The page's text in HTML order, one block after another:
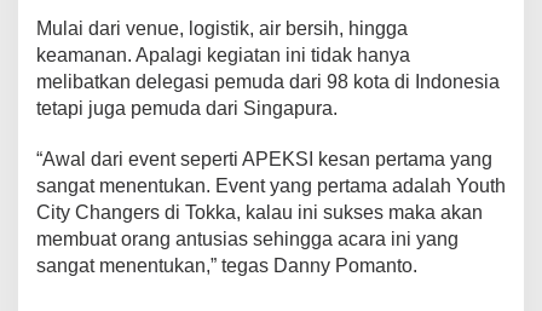
h
C
i
y
h
a
n
g
e
r
Mulai dari venue, logistik, air bersih, hingga
keamanan. Apalagi kegiatan ini tidak hanya
melibatkan delegasi pemuda dari 98 kota di Indonesia
tetapi juga pemuda dari Singapura.
“Awal dari event seperti APEKSI kesan pertama yang
sangat menentukan. Event yang pertama adalah Youth
City Changers di Tokka, kalau ini sukses maka akan
membuat orang antusias sehingga acara ini yang
sangat menentukan,” tegas Danny Pomanto.